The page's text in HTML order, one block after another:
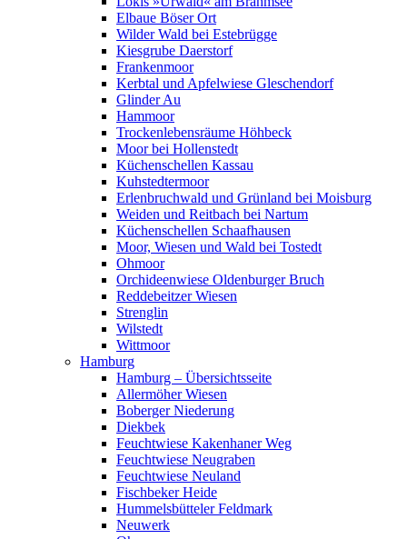
Elbaue Böser Ort
Wilder Wald bei Estebrügge
Kiesgrube Daerstorf
Frankenmoor
Kerbtal und Apfelwiese Gleschendorf
Glinder Au
Hammoor
Trockenlebensräume Höhbeck
Moor bei Hollenstedt
Küchenschellen Kassau
Kuhstedtermoor
Erlenbruchwald und Grünland bei Moisburg
Weiden und Reitbach bei Nartum
Küchenschellen Schaafhausen
Moor, Wiesen und Wald bei Tostedt
Ohmoor
Orchideenwiese Oldenburger Bruch
Reddebeitzer Wiesen
Strenglin
Wilstedt
Wittmoor
Hamburg
Hamburg – Übersichtsseite
Allermöher Wiesen
Boberger Niederung
Diekbek
Feuchtwiese Kakenhaner Weg
Feuchtwiese Neugraben
Feuchtwiese Neuland
Fischbeker Heide
Hummelsbütteler Feldmark
Neuwerk